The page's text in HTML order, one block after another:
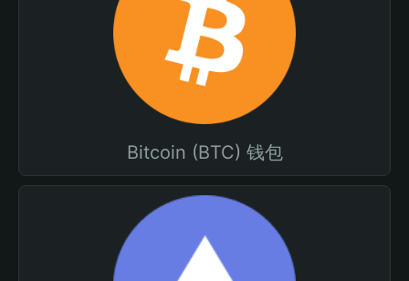
Bitcoin (BTC) 钱包